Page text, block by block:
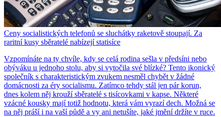
Ceny socialistických telefonů se sluchátky raketově stoupají. Za
raritní kusy sběratelé nabízejí statisíce
Vzpomínáte na ty chvíle, kdy se celá rodina sešla v předsíni nebo
obýváku u jednoho stolu, aby si vytočila své blízké? Tento ikonický
společník s charakteristickým zvukem nesměl chybět v žádné
domácnosti za éry socialismu. Zatímco tehdy stál jen pár korun,
dnes kolem něj krouží sběratelé s tisícovkami v kapse. Některé
vzácné kousky mají totiž hodnotu, která vám vyrazí dech. Možná se
na něj práší i na vaší půdě a vy ani netušíte, jaké jmění držíte v ruce.